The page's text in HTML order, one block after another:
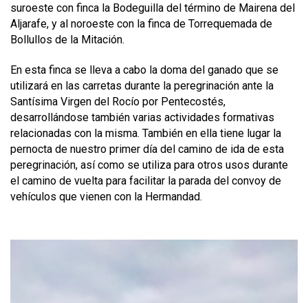
suroeste con finca la Bodeguilla del término de Mairena del
Aljarafe, y al noroeste con la finca de Torrequemada de
Bollullos de la Mitación.
En esta finca se lleva a cabo la doma del ganado que se
utilizará en las carretas durante la peregrinación ante la
Santísima Virgen del Rocío por Pentecostés,
desarrollándose también varias actividades formativas
relacionadas con la misma. También en ella tiene lugar la
pernocta de nuestro primer día del camino de ida de esta
peregrinación, así como se utiliza para otros usos durante
el camino de vuelta para facilitar la parada del convoy de
vehículos que vienen con la Hermandad.